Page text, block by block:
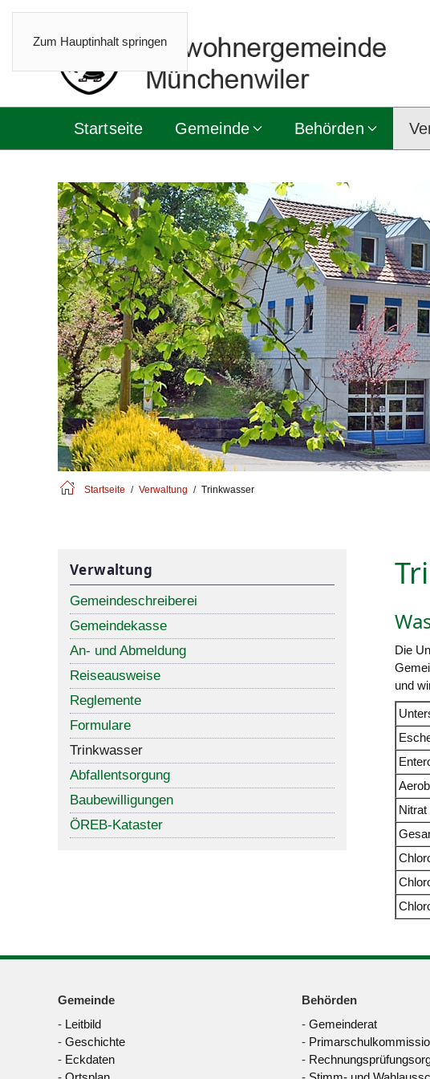
Zum Hauptinhalt springen
Startseite Gemeinde Behörden
Startseite Verwaltung Trinkwasser
Verwaltung
Gemeindeschreiberei
Gemeindekasse
An- und Abmeldung
Reiseausweise
Reglemente
Formulare
Trinkwasser
Abfallentsorgung
Baubewilligungen
ÖREB-Kataster
Die
und
Nitrat
Gemeinde
- Leitbild
- Geschichte
- Eckdaten
Behörden
- Gemeinderat
-
-